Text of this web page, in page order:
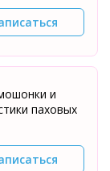
и
паховых